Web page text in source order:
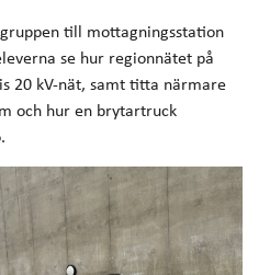
till mottagningsstation
se hur regionnätet på
20 kV-nät, samt titta närmare
och hur en brytartruck